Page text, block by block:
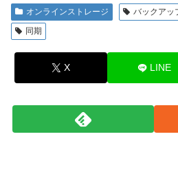
オンラインストレージ バックアッ
同期
X LINE